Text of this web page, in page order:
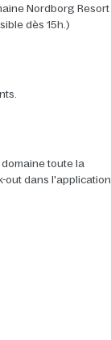
Nordborg Resort
dès 15h.)
toute la
out dans l'application